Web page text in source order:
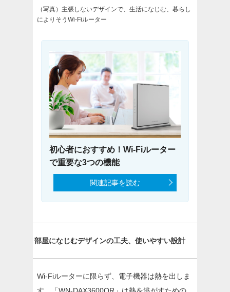
（写真）主張しないデザインで、生活になじむ、暮らし
によりそうWi-Fiルーター
初心者におすすめ！Wi-Fiルーター
で重要な3つの機能
関連記事を読む
部屋になじむデザインの工夫、使いやすい設計
Wi-Fiルーターに限らず、電子機器は熱を出しま